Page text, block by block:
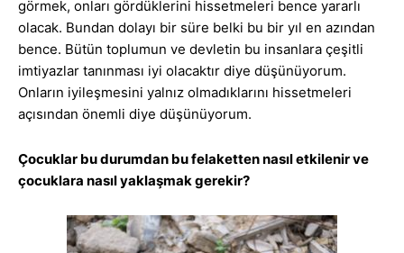
görmek, onları gördüklerini hissetmeleri bence yararlı
olacak. Bundan dolayı bir süre belki bu bir yıl en azından
bence. Bütün toplumun ve devletin bu insanlara çeşitli
imtiyazlar tanınması iyi olacaktır diye düşünüyorum.
Onların iyileşmesini yalnız olmadıklarını hissetmeleri
açısından önemli diye düşünüyorum.
Çocuklar bu durumdan bu felaketten nasıl etkilenir ve
çocuklara nasıl yaklaşmak gerekir?